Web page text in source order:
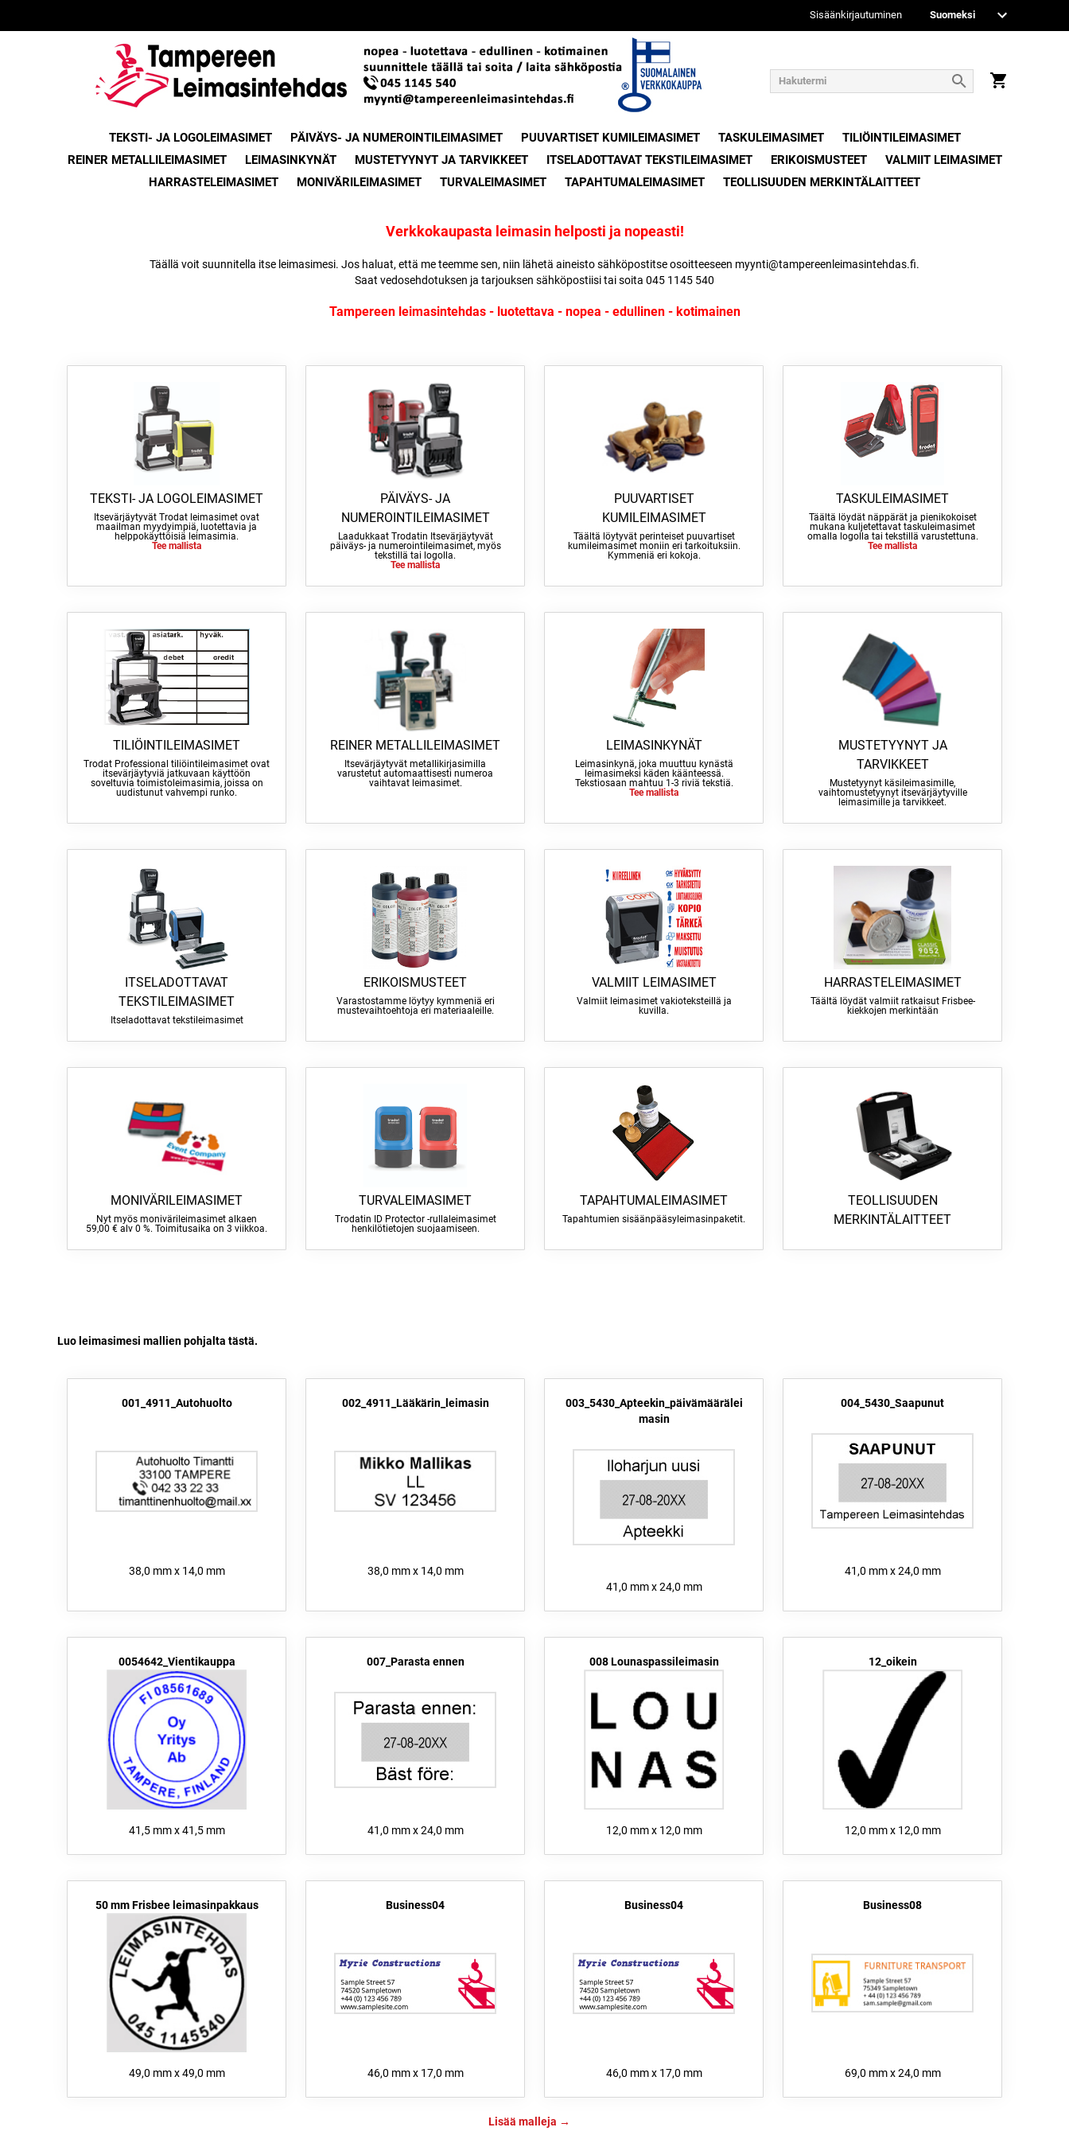
Sisäänkirjautuminen
TEKSTI- JA LOGOLEIMASIMET PÄIVÄYS- JA NUMEROINTILEIMASIMET PUUVARTISET KUMILEIMASIMET TASKULEIMASIMET
TILIÖINTILEIMASIMET
REINER METALLILEIMASIMET
LEIMASINKYNÄT MUSTETYYNYT JA TARVIKKEET ITSELADOTTAVAT TEKSTILEIMASIMET ERIKOISMUSTEET
VALMIIT LEIMASIMET
HARRASTELEIMASIMET
MONIVÄRILEIMASIMET TURVALEIMASIMET TAPAHTUMALEIMASIMET TEOLLISUUDEN MERKINTÄLAITTEET
Verkkokaupasta leimasin helposti ja nopeasti!
Täällä voit suunnitella itse leimasimesi. Jos haluat, että me teemme sen, niin lähetä aineisto sähköpostitse osoitteeseen myynti@tampereenleimasintehdas.fi.
Saat vedosehdotuksen ja tarjouksen sähköpostiisi tai soita 045 1145 540
Tampereen leimasintehdas - luotettava - nopea - edullinen - kotimainen
TEKSTI- JA LOGOLEIMASIMET
Itsevärjäytyvät Trodat leimasimet ovat
maailman myydyimpiä, luotettavia ja
helppokäyttöisiä leimasimia.
Tee mallista
PÄIVÄYS- JA
NUMEROINTILEIMASIMET
Laadukkaat Trodatin Itsevärjäytyvät
päiväys- ja numerointileimasimet, myös
tekstillä tai logolla.
Tee mallista
PUUVARTISET
KUMILEIMASIMET
Täältä löytyvät perinteiset puuvartiset
kumileimasimet moniin eri tarkoituksiin.
Kymmeniä eri kokoja.
TASKULEIMASIMET
Täältä löydät näppärät ja pienikokoiset
mukana kuljetettavat taskuleimasimet
omalla logolla tai tekstillä varustettuna.
Tee mallista
TILIÖINTILEIMASIMET
Trodat Professional tiliöintileimasimet ovat
itsevärjäytyviä jatkuvaan käyttöön
soveltuvia toimistoleimasimia, joissa on
uudistunut vahvempi runko.
REINER METALLILEIMASIMET
Itsevärjäytyvät metallikirjasimilla
varustetut automaattisesti numeroa
vaihtavat leimasimet.
LEIMASINKYNÄT
Leimasinkynä, joka muuttuu kynästä
leimasimeksi käden käänteessä.
Tekstiosaan mahtuu 1-3 riviä tekstiä.
Tee mallista
MUSTETYYNYT JA
TARVIKKEET
Mustetyynyt käsileimasimille,
vaihtomustetyynyt itsevärjäytyville
leimasimille ja tarvikkeet.
ITSELADOTTAVAT
TEKSTILEIMASIMET
Itseladottavat tekstileimasimet
ERIKOISMUSTEET
Varastostamme löytyy kymmeniä eri
mustevaihtoehtoja eri materiaaleille.
VALMIIT LEIMASIMET
Valmiit leimasimet vakioteksteillä ja
kuvilla.
HARRASTELEIMASIMET
Täältä löydät valmiit ratkaisut Frisbee-
kiekkojen merkintään
MONIVÄRILEIMASIMET
Nyt myös monivärileimasimet alkaen
59,00 € alv 0 %. Toimitusaika on 3 viikkoa.
TURVALEIMASIMET
Trodatin ID Protector -rullaleimasimet
henkilötietojen suojaamiseen.
TAPAHTUMALEIMASIMET
Tapahtumien sisäänpääsyleimasinpaketit.
TEOLLISUUDEN
MERKINTÄLAITTEET
Luo leimasimesi mallien pohjalta tästä.
001_4911_Autohuolto
38,0 mm x 14,0 mm
002_4911_Lääkärin_leimasin
38,0 mm x 14,0 mm
003_5430_Apteekin_päivämäärälei
masin
41,0 mm x 24,0 mm
004_5430_Saapunut
41,0 mm x 24,0 mm
0054642_Vientikauppa
41,5 mm x 41,5 mm
007_Parasta ennen
41,0 mm x 24,0 mm
008 Lounaspassileimasin
12,0 mm x 12,0 mm
12_oikein
12,0 mm x 12,0 mm
50 mm Frisbee leimasinpakkaus
49,0 mm x 49,0 mm
Business04
46,0 mm x 17,0 mm
Business04
46,0 mm x 17,0 mm
Business08
69,0 mm x 24,0 mm
Lisää malleja